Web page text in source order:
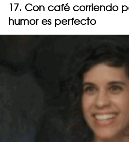
17. Con café corriendo
humor es perfecto